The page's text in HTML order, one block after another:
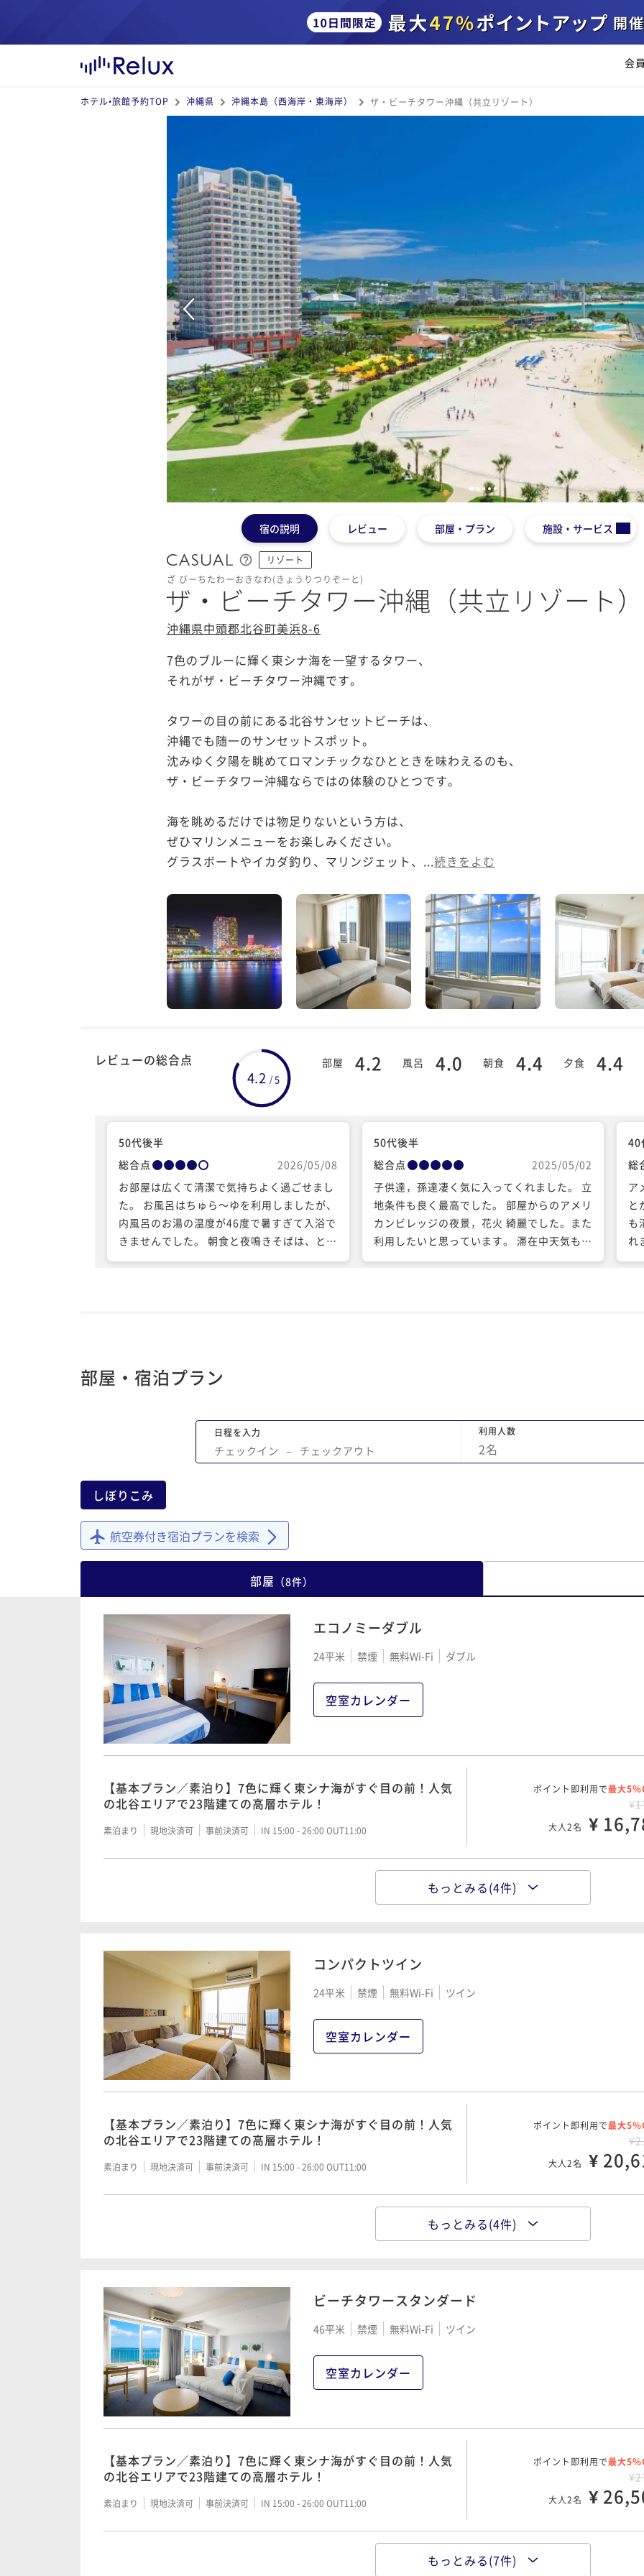
会
ホテル•旅館予約TOP 沖縄県 沖縄本島（西海岸・東海岸） ザ・ビーチタワー沖縄（共立リゾート）
1 2 345
宿の説明 レビュー 部屋・プラン 施設・サービス
リゾート
ざ びーちたわーおきなわ(きょうりつりぞーと)
ザ・ビーチタワー沖縄（共立リゾート）
沖縄県中頭郡北谷町美浜8-6
7色のブルーに輝く東シナ海を一望するタワー、
それがザ・ビーチタワー沖縄です。
タワーの目の前にある北谷サンセットビーチは、
沖縄でも随一のサンセットスポット。
沈みゆく夕陽を眺めてロマンチックなひとときを味わえるのも、
ザ・ビーチタワー沖縄ならではの体験のひとつです。
海を眺めるだけでは物足りないという方は、
ぜひマリンメニューをお楽しみください。
グラスボートやイカダ釣り、マリンジェット、...続きをよむ
レビューの総合点
4.2 /5
部屋 4.2 風呂 4.0 朝食 4.4 夕食 4.4
50代後半
総合点
2026/05/08
お部屋は広くて清潔で気持ちよく過ごせまし
た。 お風呂はちゅら～ゆを利用しましたが、
内風呂のお湯の温度が46度で暑すぎて入浴で
きませんでした。 朝食と夜鳴きそばは、とて
もおいしかったです。
50代後半
総合点
2025/05/02
子供達，孫達凄く気に入ってくれました。 立
地条件も良く最高でした。 部屋からのアメリ
カンビレッジの夜景，花火 綺麗でした。また
利用したいと思っています。 滞在中天気️も良
く最高の3泊4日でした。 ありがとうござい
40
総
ア
と
も
れ
し
部屋・宿泊プラン
日程を入力
チェックイン − チェックアウト
利用人数
2名
しぼりこみ
航空券付き宿泊プランを検索
部屋 （8件）
エコノミーダブル
24平米 禁煙 無料Wi-Fi ダブル
空室カレンダー
【基本プラン／素泊り】7色に輝く東シナ海がすぐ目の前！人気
の北谷エリアで23階建ての高層ホテル！
素泊まり 現地決済可 事前決済可 IN 15:00 - 26:00 OUT11:00
ポイント即利用で最大5％
大人2名 ¥
【2連泊以上】駐車場利用無料！更に3連泊以上で館内利用券30
ポイント即利用で
【早割30】おトクなのは30日前まで！人気エリアで沖縄満喫♪
＜朝食付＞
朝食付き 現地決済可 事前決済可 IN 15:00 - 26:00 OUT11:00
【基本プラン／朝食付】7色に輝く東シナ海がすぐ目の前！人気
朝食付き 現地決済可 事前決済可 IN 15:00 - 26:00 OUT11:00 ¥
【基本プラン／夕朝食付】7色に輝く東シナ海がすぐ目の前！人
大人2名 ¥
もっとみる(4件)
コンパクトツイン
24平米 禁煙 無料Wi-Fi ツイン
空室カレンダー
【基本プラン／素泊り】7色に輝く東シナ海がすぐ目の前！人気
の北谷エリアで23階建ての高層ホテル！
素泊まり 現地決済可 事前決済可 IN 15:00 - 26:00 OUT11:00
ポイント即利用で最大5％
大人2名 ¥
【早割30】おトクなのは30日前まで！人気エリアで沖縄満喫♪
ポイント即利用で
【2連泊以上】駐車場利用無料！更に3連泊以上で館内利用券30
00円進呈＜朝食付＞
朝食付き 現地決済可 事前決済可 IN 15:00 - 26:00 OUT11:00
【基本プラン／朝食付】7色に輝く東シナ海がすぐ目の前！人気
朝食付き 現地決済可 事前決済可 IN 15:00 - 26:00 OUT11:00 ¥
【基本プラン／夕朝食付】7色に輝く東シナ海がすぐ目の前！人
¥
もっとみる(4件)
ビーチタワースタンダード
46平米 禁煙 無料Wi-Fi ツイン
空室カレンダー
【基本プラン／素泊り】7色に輝く東シナ海がすぐ目の前！人気
の北谷エリアで23階建ての高層ホテル！
素泊まり 現地決済可 事前決済可 IN 15:00 - 26:00 OUT11:00
ポイント即利用で最大5％
大人2名 ¥
【2連泊以上】駐車場利用無料！更に3連泊以上で館内利用券30
ポイント即利用で
もっとみる(7件)